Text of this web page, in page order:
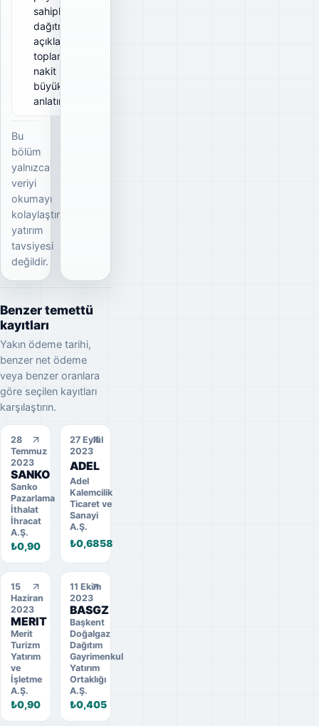
sahiplerine
dağıtmayı
açıkladığı
toplam brüt
nakit
büyüklüğünü
anlatır.
Bu
bölüm
yalnızca
veriyi
okumayı
kolaylaştırır;
yatırım
tavsiyesi
değildir.
Benzer temettü
kayıtları
Yakın ödeme tarihi,
benzer net ödeme
veya benzer oranlara
göre seçilen kayıtları
karşılaştırın.
28
Temmuz
2023
SANKO
Sanko
Pazarlama
İthalat
İhracat
A.Ş.
₺0,90
27 Eylül
2023
ADEL
Adel
Kalemcilik
Ticaret ve
Sanayi
A.Ş.
₺0,6858
15
Haziran
2023
MERIT
Merit
Turizm
Yatırım
ve
İşletme
A.Ş.
₺0,90
11 Ekim
2023
BASGZ
Başkent
Doğalgaz
Dağıtım
Gayrimenkul
Yatırım
Ortaklığı
A.Ş.
₺0,405